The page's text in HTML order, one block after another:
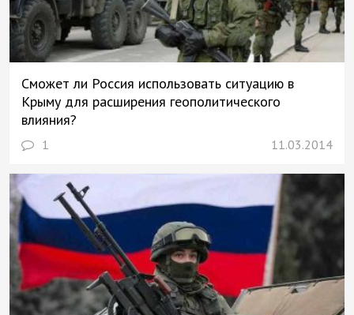
Сможет ли Россия использовать ситуацию в
Крыму для расширения геополитического
влияния?
1 11.03.2014